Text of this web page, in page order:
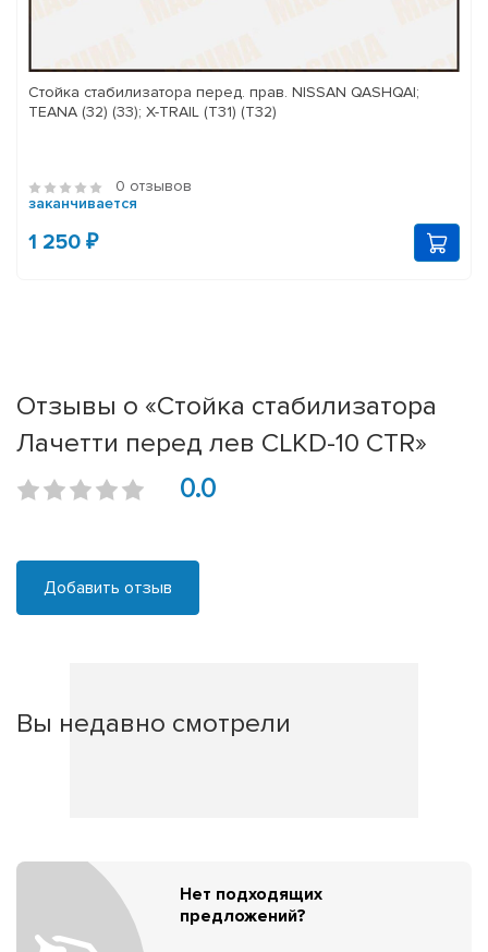
Стойка стабилизатора перед. прав. NISSAN QASHQAI;
TEANA (32) (33); X-TRAIL (T31) (T32)
0 отзывов
заканчивается
1 250 ₽
Отзывы о «Стойка стабилизатора
Лачетти перед лев CLKD-10 CTR»
0.0
Добавить отзыв
Вы недавно смотрели
Нет подходящих
предложений?